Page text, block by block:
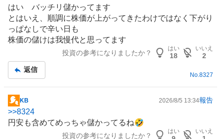
板
記
事
はい バッチリ儲かってます
とはいえ、順調に株価が上がってきたわけではなく下がり
っぱなしで辛い日も
株価の儲けは我慢代と思ってます
投資の参考になりましたか？
はい
18
いいえ
2
返信
No. 8327
掲
示
板
KB 2026/8/5 13:34報告
>>8324
円安も含めてめっちゃ儲かってるね🤣
投資の参考になりましたか？
はい いいえ